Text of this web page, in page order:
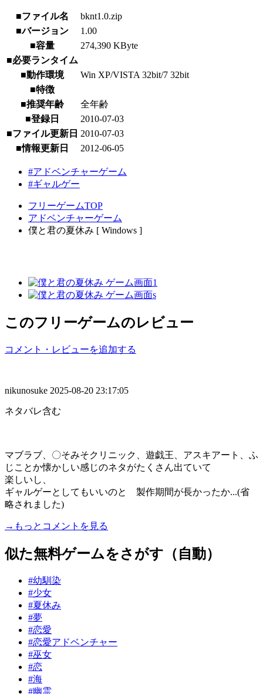
■ファイル名
bknt1.0.zip
■バージョン
1.00
■容量
274,390 KByte
■必要ランタイム
■動作環境
Win XP/VISTA 32bit/7 32bit
■特徴
■推奨年齢
全年齢
■登録日
2010-07-03
■ファイル更新日 2010-07-03
■情報更新日
2012-06-05
#アドベンチャーゲーム
#ギャルゲー
フリーゲームTOP
アドベンチャーゲーム
僕と君の夏休み [ Windows ]
このフリーゲームのレビュー
コメント・レビューを追加する
nikunosuke 2025-08-20 23:17:05
ネタバレ含む
マブラブ、〇そみそクリニック、遊戯王、アスキアート、ふ
じことか懐かしい感じのネタがたくさん出ていて
楽しいし、
ギャルゲーとしてもいいのと 製作期間が長かったか...(省
略されました)
→もっとコメントを見る
似た無料ゲームをさがす（自動）
#幼馴染
#少女
#夏休み
#夢
#恋愛
#恋愛アドベンチャー
#巫女
#恋
#海
#幽霊